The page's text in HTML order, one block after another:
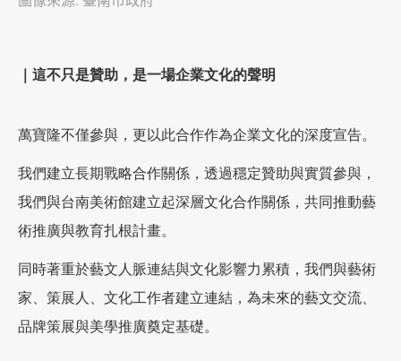
｜這不只是贊助，是一場企業文化的聲明
萬寶隆不僅參與，更以此合作作為企業文化的深度宣告。
我們建立長期戰略合作關係，透過穩定贊助與實質參與，
我們與台南美術館建立起深層文化合作關係，共同推動藝
術推廣與教育扎根計畫。
同時著重於藝文人脈連結與文化影響力累積，我們與藝術
家、策展人、文化工作者建立連結，為未來的藝文交流、
品牌策展與美學推廣奠定基礎。